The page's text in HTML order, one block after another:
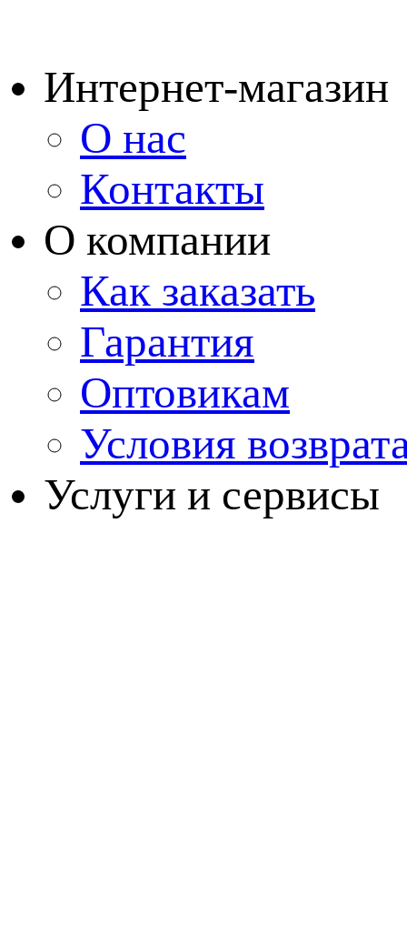
Интернет-магазин
О нас
Контакты
О компании
Как заказать
Гарантия
Оптовикам
Условия
Услуги и сервисы